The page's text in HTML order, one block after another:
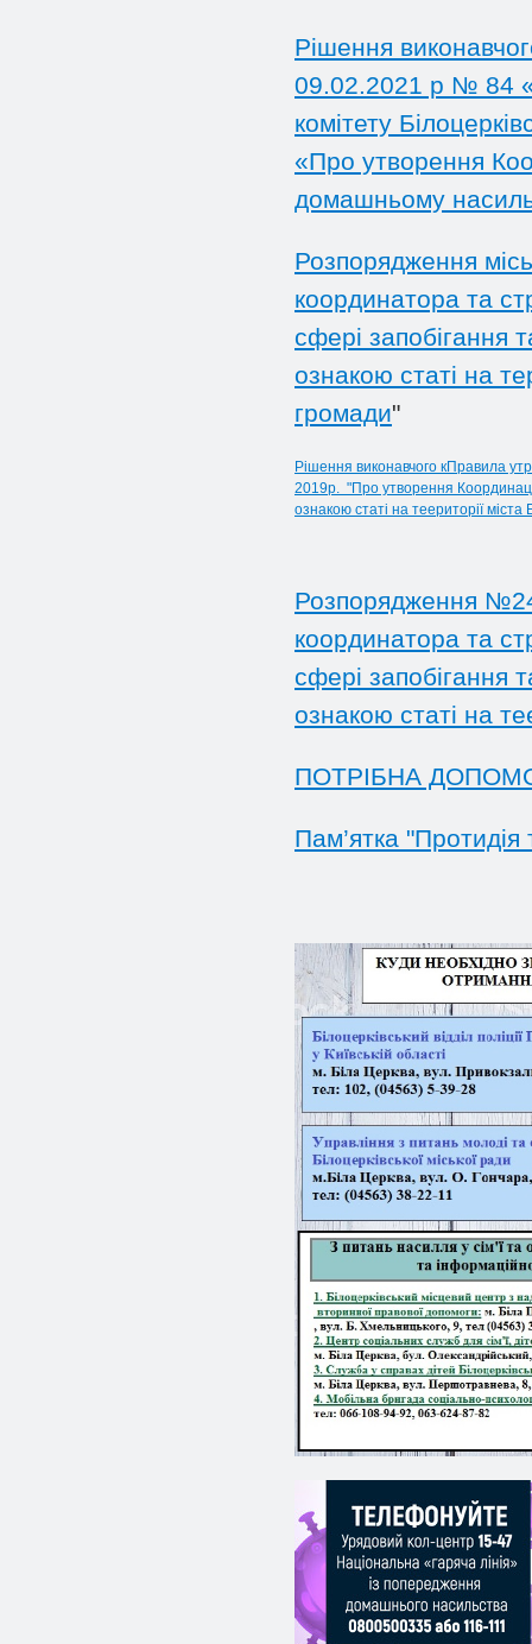
Рішення
09.02.2021 р № 84
комітету
«Про утворення
домашньому
Розпорядження
координатора та
сфері запобігання
ознакою статі на
громади"
Рішення виконавчого кПравила
2019р. "Про утворення
ознакою статі на теериторіїміста
Розпорядження
координатора та
сфері запобігання
ознакою статі на
ПОТРІБНА
Пам’ятка "Протидія